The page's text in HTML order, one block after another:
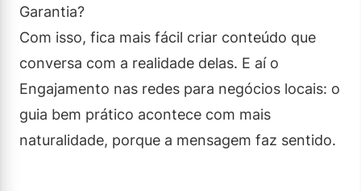
Garantia?
Com isso, fica mais fácil criar conteúdo que
conversa com a realidade delas. E aí o
Engajamento nas redes para negócios locais: o
guia bem prático acontece com mais
naturalidade, porque a mensagem faz sentido.